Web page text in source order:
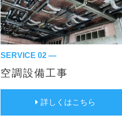
SERVICE 02 ―
空調設備工事
詳しくはこちら